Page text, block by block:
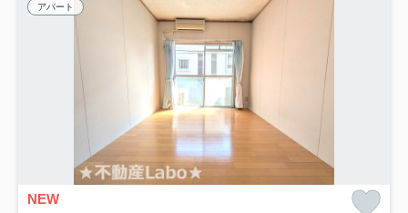
アパート
NEW